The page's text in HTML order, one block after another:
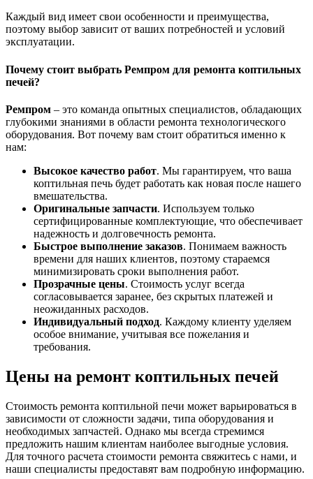
Каждый вид имеет свои особенности и преимущества,
поэтому выбор зависит от ваших потребностей и условий
эксплуатации.
Почему стоит выбрать Ремпром для ремонта коптильных
печей?
Ремпром – это команда опытных специалистов, обладающих
глубокими знаниями в области ремонта технологического
оборудования. Вот почему вам стоит обратиться именно к
нам:
Высокое качество работ. Мы гарантируем, что ваша
коптильная печь будет работать как новая после нашего
вмешательства.
Оригинальные запчасти. Используем только
сертифицированные комплектующие, что обеспечивает
надежность и долговечность ремонта.
Быстрое выполнение заказов. Понимаем важность
времени для наших клиентов, поэтому стараемся
минимизировать сроки выполнения работ.
Прозрачные цены. Стоимость услуг всегда
согласовывается заранее, без скрытых платежей и
неожиданных расходов.
Индивидуальный подход. Каждому клиенту уделяем
особое внимание, учитывая все пожелания и
требования.
Цены на ремонт коптильных печей
Стоимость ремонта коптильной печи может варьироваться в
зависимости от сложности задачи, типа оборудования и
необходимых запчастей. Однако мы всегда стремимся
предложить нашим клиентам наиболее выгодные условия.
Для точного расчета стоимости ремонта свяжитесь с нами, и
наши специалисты предоставят вам подробную информацию.